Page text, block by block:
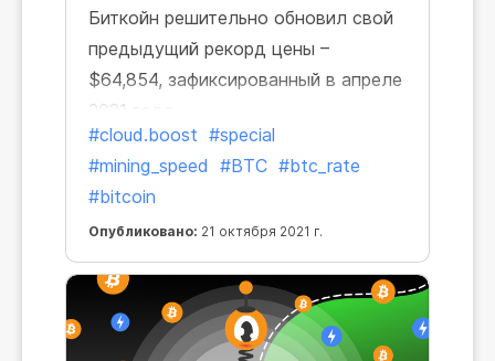
Биткойн решительно обновил свой
предыдущий рекорд цены –
$64,854, зафиксированный в апреле
2021 года.
#cloud.boost #special
#mining_speed #BTC #btc_rate
#bitcoin
Опубликовано: 21 октября 2021 г.